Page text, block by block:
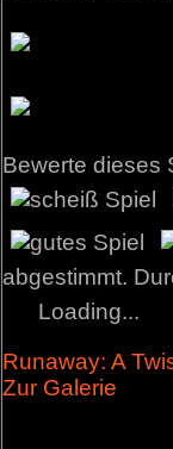
Bewerte dieses
abgestimmt.
Loading...
Runaway: A
Zur Galerie